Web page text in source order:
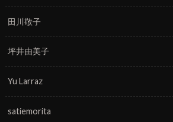
田川敬子
坪井由美子
Yu Larraz
satiemorita